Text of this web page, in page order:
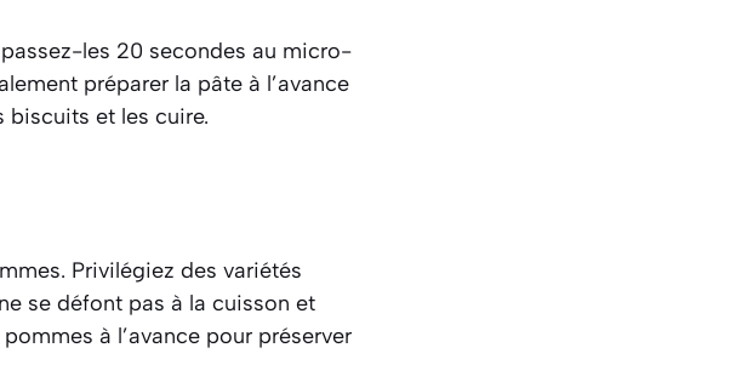
les 20 secondes au micro-
préparer la pâte à l’avance
biscuits et les cuire.
Privilégiez des variétés
se défont pas à la cuisson et
à l’avance pour préserver